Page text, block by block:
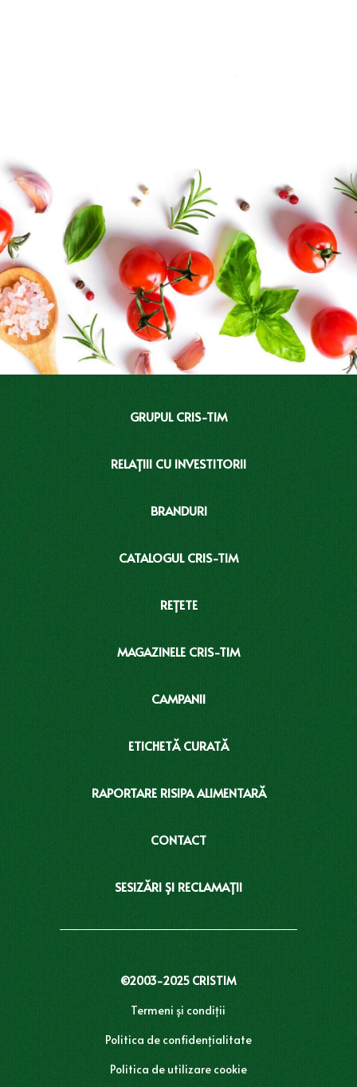
GRUPUL CRIS-TIM
RELAȚIII CU INVESTITORII
BRANDURI
CATALOGUL CRIS-TIM
REȚETE
MAGAZINELE CRIS-TIM
CAMPANII
ETICHETĂ CURATĂ
RAPORTARE RISIPA ALIMENTARĂ
CONTACT
SESIZĂRI ȘI RECLAMAȚII
©2003-2025 CRISTIM
Termeni și condiţii
Politica de confidențialitate
Politica de utilizare cookie